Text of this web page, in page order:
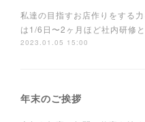
私達の目指すお店作りをする
は1/6日〜2ヶ月ほど社内研修
2023.01.05 15:00
年末のご挨拶